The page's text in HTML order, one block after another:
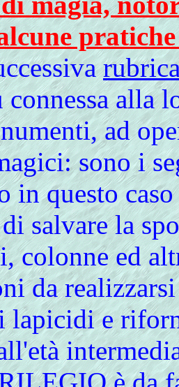
connessa alla
ad
sono i
in questo
salvare la
colonne ed
da
lapicidi e